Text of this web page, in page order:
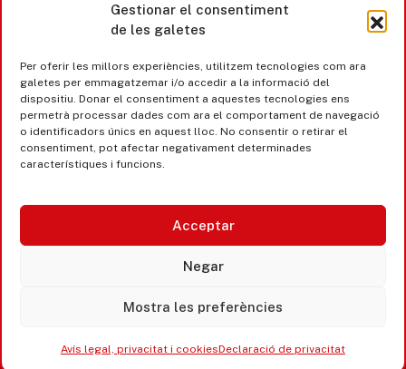
Gestionar el consentiment
de les galetes
Per oferir les millors experiències, utilitzem tecnologies com ara
galetes per emmagatzemar i/o accedir a la informació del
dispositiu. Donar el consentiment a aquestes tecnologies ens
permetrà processar dades com ara el comportament de navegació
o identificadors únics en aquest lloc. No consentir o retirar el
consentiment, pot afectar negativament determinades
característiques i funcions.
Acceptar
Negar
Mostra les preferències
Avís legal, privacitat i cookiesDeclaració de privacitat
Castell d’Aro · Platja d’Aro · S’Agaró
365 www.platjadaro